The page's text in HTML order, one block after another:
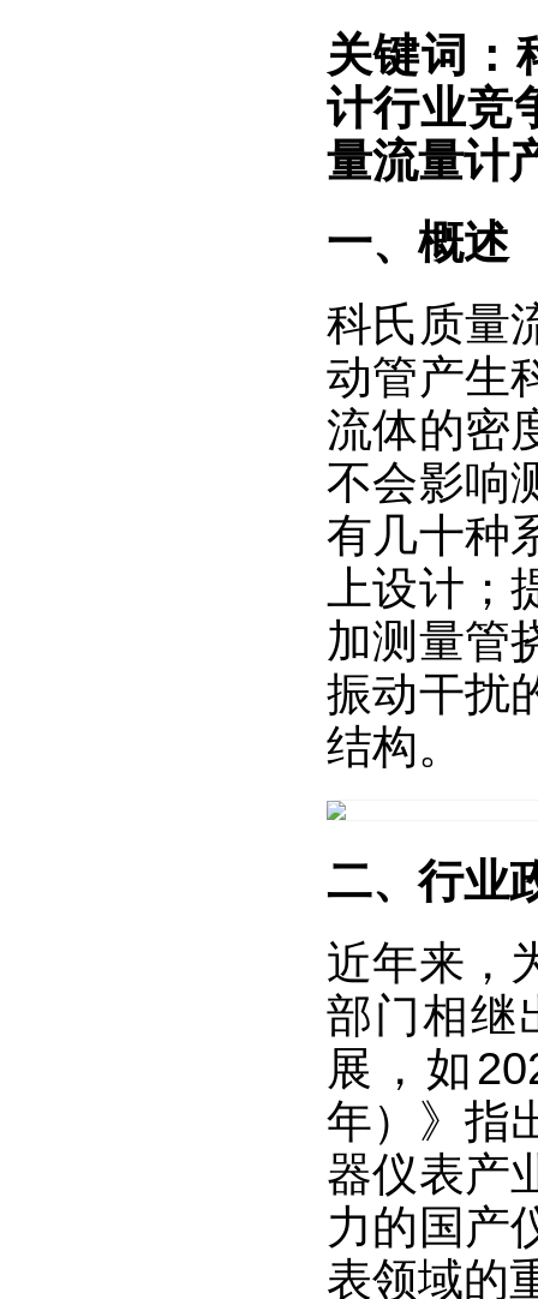
关键词：
计行业竞
量流量计
一、 概述
科氏质量
动管产生
流体的密
不会影响
有几十种
上设计
加测量管
振动干扰
结构。
二、行业
近年来，
部门相继
展，如
年）》指
器仪表产
力的国产
表领域的